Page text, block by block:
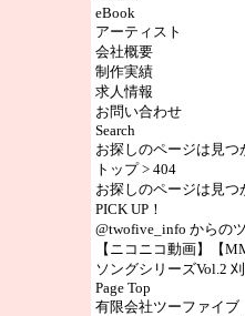
eBook
アーティスト
会社概要
制作実績
求人情報
お問い合わせ
Search
お探しのページは見つ
トップ > 404
お探しのページは見つ
PICK UP！
@twofive_info からの
【ニコニコ動画】【
ソングシリーズVol.2
Page Top
有限会社ツーファイブ